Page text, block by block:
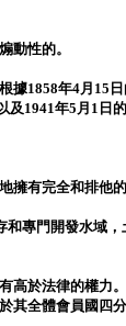
動性的。
據1858年4月15
及1941年5月1日
擁有完全和排他
和專門開發水域，
高於法律的權力。
其全體會員國四